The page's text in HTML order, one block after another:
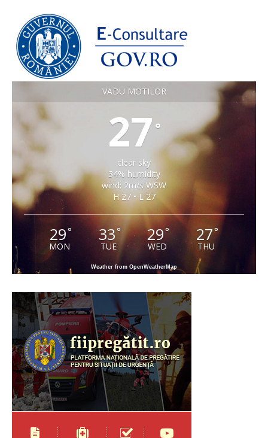
VADU MOTILOR
27 °
clear sky
34% humidity
wind: 2m/s WSW
H 27 • L 27
29°
MON
33°
TUE
29°
WED
27°
THU
Weather from OpenWeatherMap